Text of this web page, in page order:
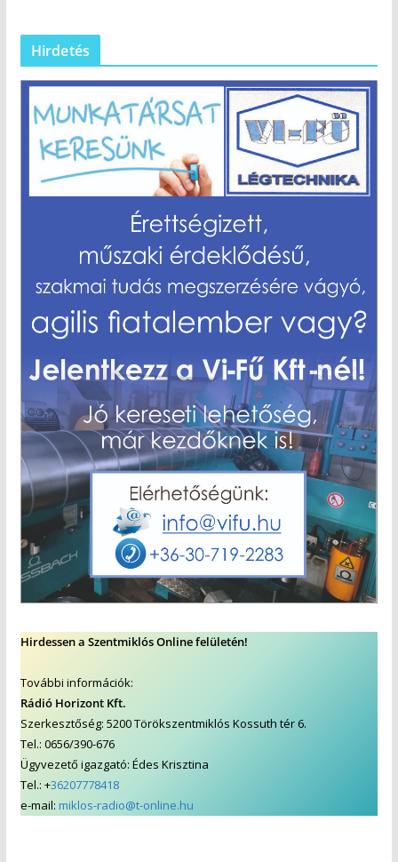
Hirdetés
Hirdessen a Szentmiklós Online felületén!
További információk:
Rádió Horizont Kft.
Szerkesztőség: 5200 Törökszentmiklós Kossuth tér 6.
Tel.: 0656/390-676
Ügyvezető igazgató: Édes Krisztina
Tel.: +36207778418
e-mail: miklos-radio@t-online.hu